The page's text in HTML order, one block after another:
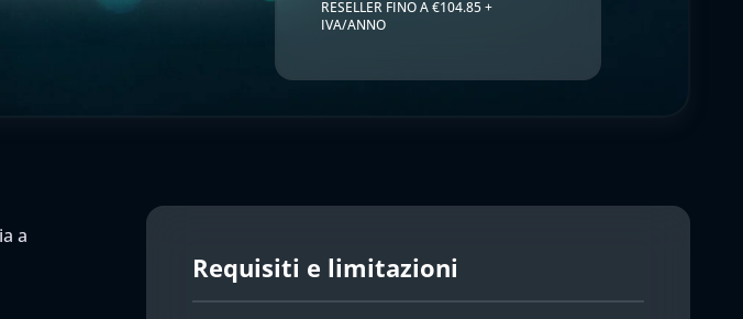
RESELLER FINO A €104.85 +
IVA/ANNO
a
Requisiti e limitazioni